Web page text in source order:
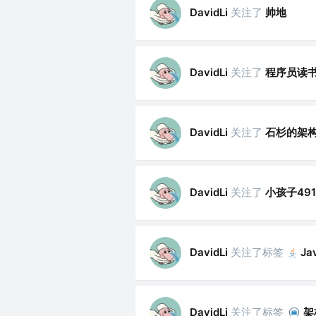
DavidLi 关注了 帅地
DavidLi 关注了 程序员读
DavidLi 关注了 石杉的架
DavidLi 关注了 小孩子
DavidLi 关注了标签
DavidLi 关注了标签